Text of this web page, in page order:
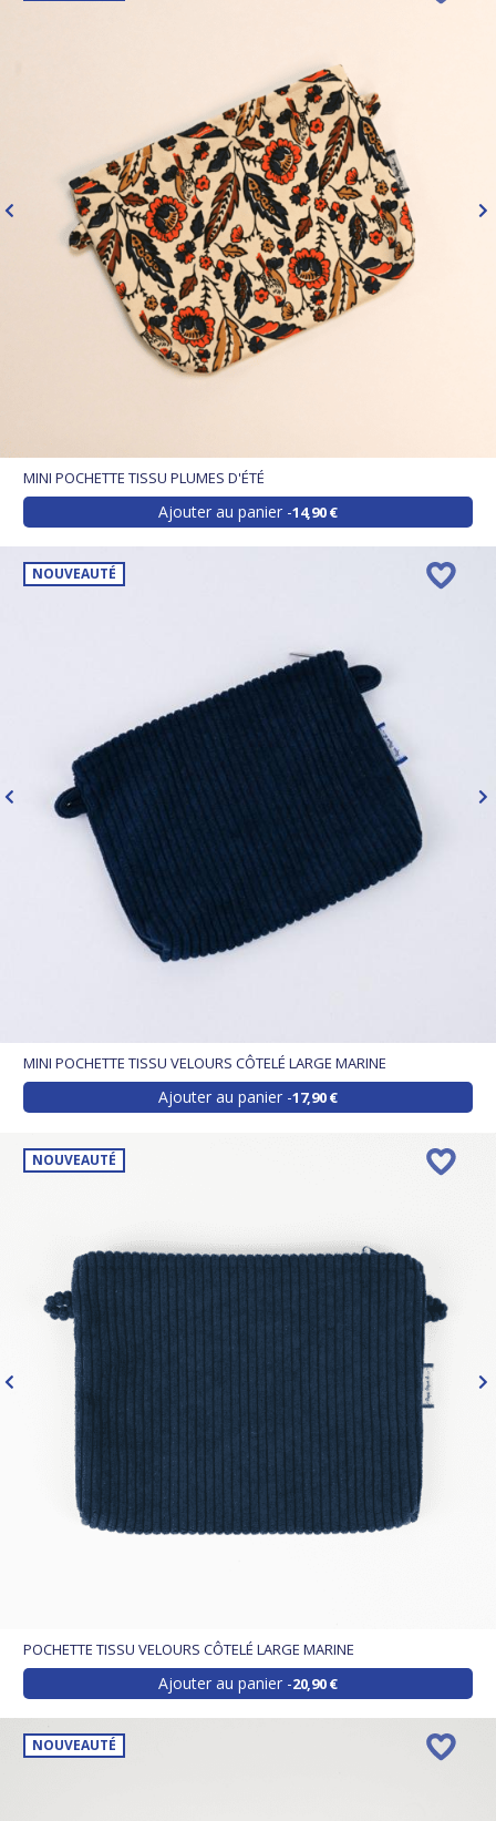
MINI POCHETTE TISSU PLUMES D'ÉTÉ
Ajouter au panier 14,90 €
NOUVEAUTÉ
MINI POCHETTE TISSU VELOURS CÔTELÉ LARGE MARINE
Ajouter au panier 17,90 €
NOUVEAUTÉ
POCHETTE TISSU VELOURS CÔTELÉ LARGE MARINE
Ajouter au panier 20,90 €
NOUVEAUTÉ